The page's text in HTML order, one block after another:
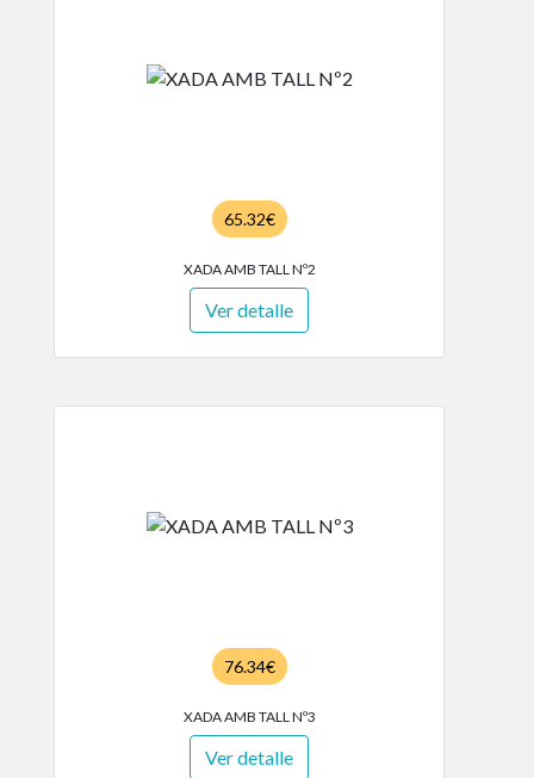
65.32€
XADA AMB TALL Nº2
Ver detalle
76.34€
XADA AMB TALL Nº3
Ver detalle